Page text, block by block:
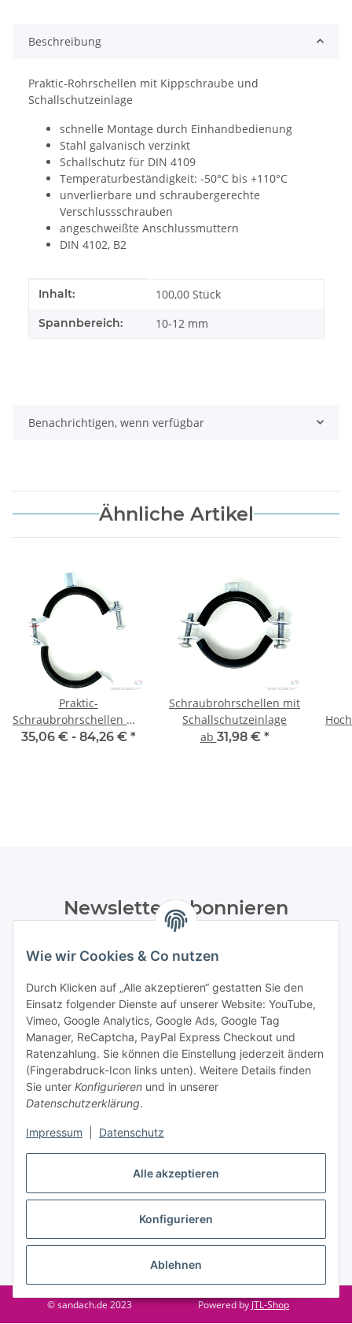
Alle akzeptieren
Konfigurieren
Ablehnen
Wie wir Cookies & Co nutzen
Durch Klicken auf „Alle akzeptieren“ gestatten Sie den
Einsatz folgender Dienste auf unserer Website: YouTube,
Vimeo, Google Analytics, Google Ads, Google Tag
Manager, ReCaptcha, PayPal Express Checkout und
Ratenzahlung. Sie können die Einstellung jederzeit ändern
(Fingerabdruck-Icon links unten). Weitere Details finden
Sie unter Konfigurieren und in unserer
Datenschutzerklärung.
Impressum Datenschutz
Beschreibung
Praktic-Rohrschellen mit Kippschraube und
Schallschutzeinlage
schnelle Montage durch Einhandbedienung
Stahl galvanisch verzinkt
Schallschutz für DIN 4109
Temperaturbeständigkeit: -50°C bis +110°C
unverlierbare und schraubergerechte
Verschlussschrauben
angeschweißte Anschlussmuttern
DIN 4102, B2
Produkteigenschaft
Wert
Inhalt: 100,00 Stück
Spannbereich: 10-12 mm
Benachrichtigen, wenn verfügbar
Ähnliche Artikel
Praktic-
Schraubrohrschellen mit
Schallschutzeinlage u.
35,06 € - 84,26 € *
Schraubrohrschellen mit
Schallschutzeinlage
ab 31,98 € *
Newsletter Abonnieren
Datenschutzerklärungregelmäßig und jederzeit widerruflich
Abonnieren
Informationen
Gesetzliche Informationen
Vertrag widerrufen
* Alle Preise inkl. gesetzlicher USt., zzgl.Versand
© sandach.de 2023 Powered byJTL-Shop